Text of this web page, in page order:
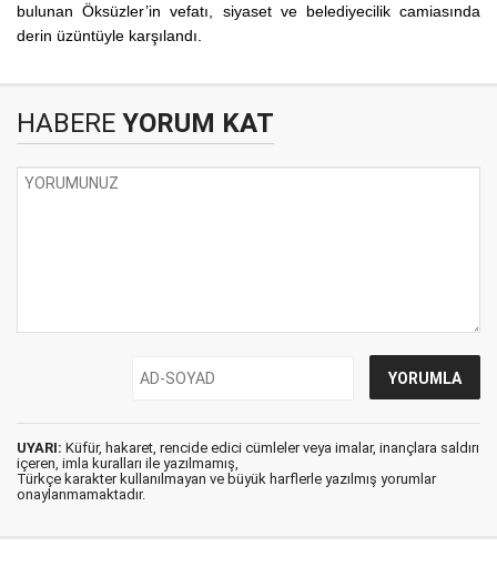
bulunan Öksüzler’in vefatı, siyaset ve belediyecilik camiasında
derin üzüntüyle karşılandı.
HABERE YORUM KAT
UYARI: Küfür, hakaret, rencide edici cümleler veya imalar, inançlara saldırı
içeren, imla kuralları ile yazılmamış,
Türkçe karakter kullanılmayan ve büyük harflerle yazılmış yorumlar
onaylanmamaktadır.